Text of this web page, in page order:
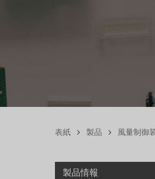
表紙 製品 風量制御
製品情報